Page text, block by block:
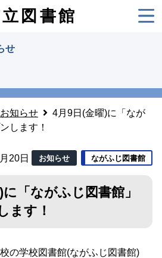
図書館
せ
お知らせ
4月9日(金曜)に「なが
します！
20日 お知らせ ながふじ図書館
「ながふじ図書館」
ます！
の学校図書館(ながふじ図書館)